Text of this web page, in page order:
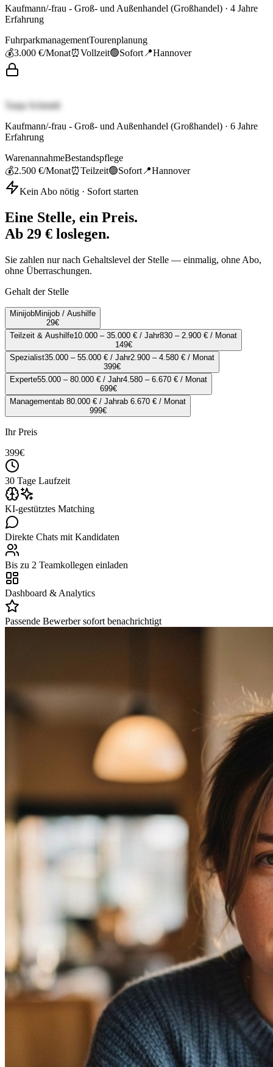
Kaufmann/-frau - Groß- und Außenhandel (Großhandel) · 4 Jahre
Erfahrung
FuhrparkmanagementTourenplanung
💰3.000 €/Monat⏰Vollzeit🟢Sofort 📍Hannover
Tanja Schmidt
Kaufmann/-frau - Groß- und Außenhandel (Großhandel) · 6 Jahre
Erfahrung
WarenannahmeBestandspflege
💰2.500 €/Monat⏰Teilzeit🟢Sofort 📍Hannover
Kein Abo nötig · Sofort starten
Eine Stelle, ein Preis.
Ab 29 € loslegen.
Sie zahlen nur nach Gehaltslevel der Stelle — einmalig, ohne Abo,
ohne Überraschungen.
Gehalt der Stelle
MinijobMinijob / Aushilfe
29€
Teilzeit & Aushilfe10.000 – 35.000 € / Jahr830 – 2.900 € / Monat
149€
Spezialist35.000 – 55.000 € / Jahr2.900 – 4.580 € / Monat
399€
Experte55.000 – 80.000 € / Jahr4.580 – 6.670 € / Monat
699€
Managementab 80.000 € / Jahrab 6.670 € / Monat
999€
Ihr Preis
399€
30 Tage Laufzeit
KI-gestütztes Matching
Direkte Chats mit Kandidaten
Bis zu 2 Teamkollegen einladen
Dashboard & Analytics
Passende Bewerber sofort benachrichtigt